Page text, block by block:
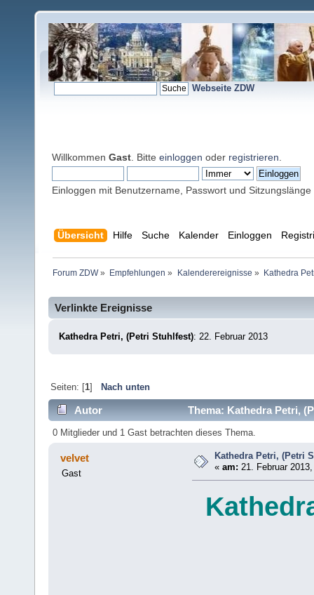
Webseite ZDW
Willkommen Gast . Bitte einloggen oder registrieren
Einloggen mit Benutzername, Passwort und Sitzungslänge
Übersicht Hilfe Suche Kalender Einloggen
Forum ZDW» Empfehlungen » Kalenderereignisse » Kathedra
Verlinkte Ereignisse
Kathedra Petri, (Petri Stuhlfest): 22. Februar 2013
Seiten: [1] Nach unten
Autor Thema: Kathedra Petri,
0 Mitglieder und 1 Gast betrachten dieses Thema.
velvet
Gast
Kathedra Petri, (Petri
«am: 21. Februar